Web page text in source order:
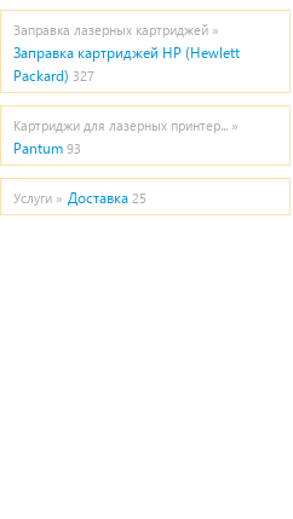
Заправка лазерных картриджей »
Заправка картриджей HP (Hewlett
Packard) 327
Картриджи для лазерных принтер... »
Pantum 93
Услуги » Доставка 25